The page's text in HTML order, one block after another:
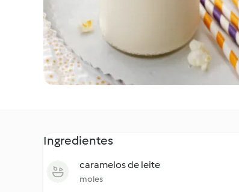
Ingredientes
caramelos de leite
moles